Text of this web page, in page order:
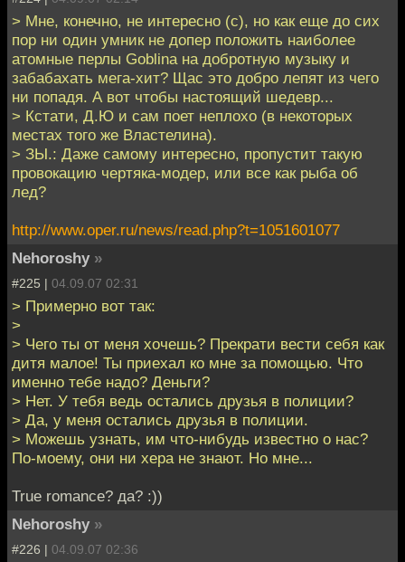
> Мне, конечно, не интересно (c), но как еще до сих
пор ни один умник не допер положить наиболее
атомные перлы Goblinа на добротную музыку и
забабахать мега-хит? Щас это добро лепят из чего
ни попадя. А вот чтобы настоящий шедевр...
> Кстати, Д.Ю и сам поет неплохо (в некоторых
местах того же Властелина).
> ЗЫ.: Даже самому интересно, пропустит такую
провокацию чертяка-модер, или все как рыба об
лед?
http://www.oper.ru/news/read.php?t=1051601077
Nehoroshy »
#225 | 04.09.07 02:31
> Примерно вот так:
>
> Чего ты от меня хочешь? Прекрати вести себя как
дитя малое! Ты приехал ко мне за помощью. Что
именно тебе надо? Деньги?
> Нет. У тебя ведь остались друзья в полиции?
> Да, у меня остались друзья в полиции.
> Можешь узнать, им что-нибудь известно о нас?
По-моему, они ни хера не знают. Но мне...
True romance? да? :))
Nehoroshy »
#226 | 04.09.07 02:36